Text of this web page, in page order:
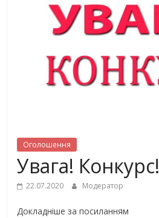
Оголошення
Увага! Конкурс!
22.07.2020 Модератор
Докладніше за посиланням